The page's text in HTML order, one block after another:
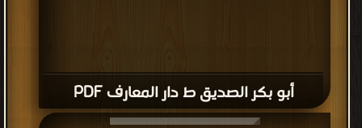
أبو بكر الصديق ط دار المعارف PDF